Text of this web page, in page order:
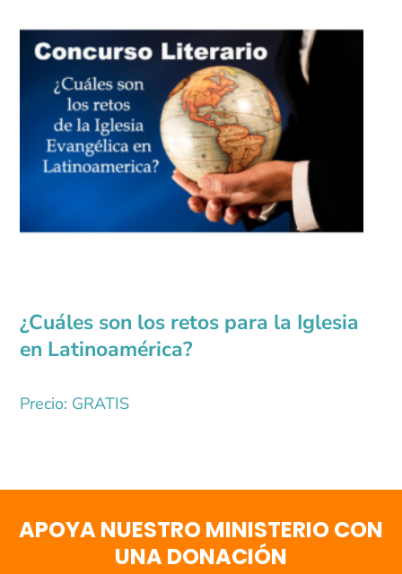
¿Cuáles son los retos para la Iglesia
en Latinoamérica?
Precio: GRATIS
APOYA NUESTRO MINISTERIO CON
UNA DONACIÓN